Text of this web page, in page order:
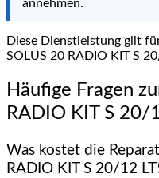
annehmen.
Diese Dienstleistung gilt
SOLUS 20 RADIO KIT S
Häufige Fragen
RADIO KIT S
Was kostet die
RADIO KIT S 20/12